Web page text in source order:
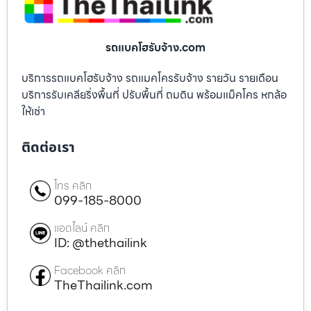
รถแบคโฮรับจ้าง.com
บริการรถแบคโฮรับจ้าง รถแมคโครรับจ้าง รายวัน รายเดือน
บริการรับเคลียริ่งพื้นที่ ปรับพื้นที่ ถมดิน พร้อมแม็คโคร หกล้อ
ให้เช่า
ติดต่อเรา
โทร คลิก
099-185-8000
แอดไลน์ คลิก
ID: @thethailink
Facebook คลิก
TheThailink.com